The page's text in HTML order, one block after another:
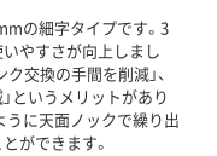
の細字タイプです。3
やすさが向上しまし
交換の手間を削減」、
というメリットがあり
うに天面ノックで繰り出
ができます。